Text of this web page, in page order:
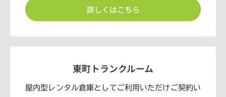
詳しくはこちら
東町トランクルーム
屋内型レンタル倉庫としてご利用いただけご契約い